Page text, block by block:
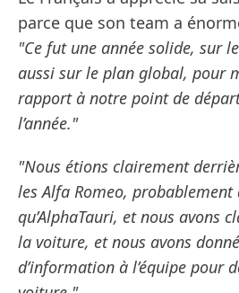
parce que son team a
"Ce fut une année solide, sur
aussi sur le plan global, pour
rapport à notre point de
l’année."
"Nous étions clairement
les Alfa Romeo,
qu’AlphaTauri, et nous avons
la voiture, et nous avons
d’information à l’équipe pour